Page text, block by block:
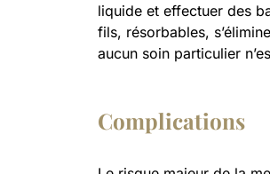
liquide et effectuer des
fils, résorbables,
aucun soin particulier
Complications